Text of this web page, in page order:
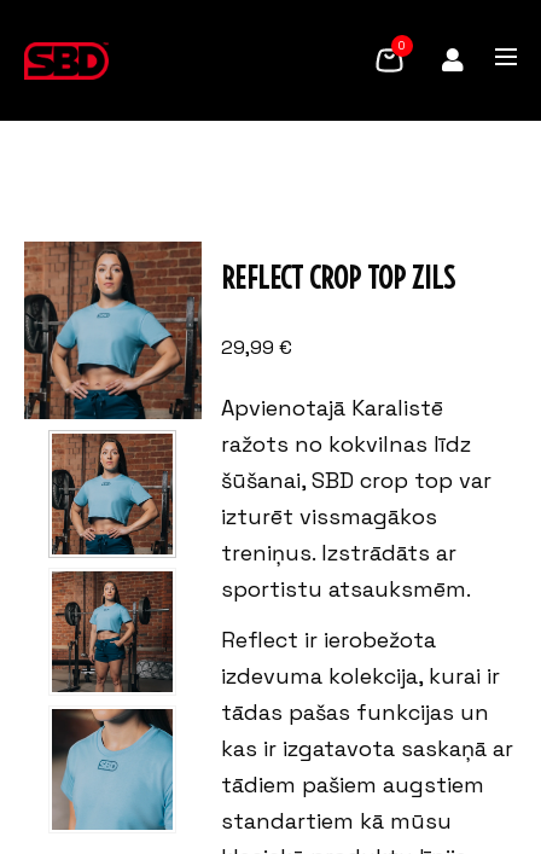
0
REFLECT CROP TOP ZILS
29,99€
Apvienotajā Karalistē
ražots no kokvilnas līdz
šūšanai, SBD crop top var
izturēt vissmagākos
treniņus. Izstrādāts ar
sportistu atsauksmēm.
Reflect ir ierobežota
izdevuma kolekcija, kurai ir
tādas pašas funkcijas un
kas ir izgatavota saskaņā ar
tādiem pašiem augstiem
standartiem kā mūsu